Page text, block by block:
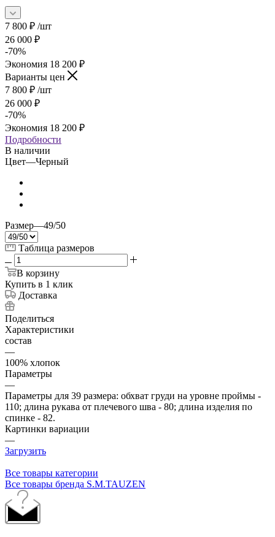
7 800 ₽ /шт
26 000 ₽
-70%
Экономия 18 200 ₽
Варианты цен
7 800 ₽ /шт
26 000 ₽
-70%
Экономия 18 200 ₽
Подробности
В наличии
Цвет—Черный
Размер—49/50
Таблица размеров
В корзину
Купить в 1 клик
Доставка
Поделиться
Характеристики
состав
—
100% хлопок
Параметры
—
Параметры для 39 размера: обхват груди на уровне проймы -
110; длина рукава от плечевого шва - 80; длина изделия по
спинке - 82.
Картинки вариации
—
Загрузить
Все товары категории
Все товары бренда S.M.TAUZEN